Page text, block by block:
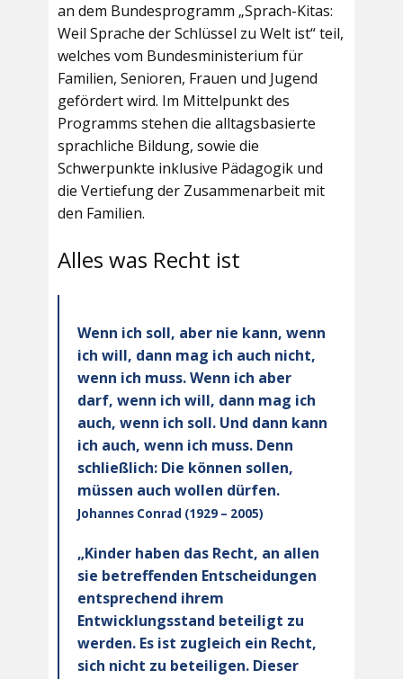
an dem Bundesprogramm „Sprach-Kitas:
Weil Sprache der Schlüssel zu Welt ist“ teil,
welches vom Bundesministerium für
Familien, Senioren, Frauen und Jugend
gefördert wird. Im Mittelpunkt des
Programms stehen die alltagsbasierte
sprachliche Bildung, sowie die
Schwerpunkte inklusive Pädagogik und
die Vertiefung der Zusammenarbeit mit
den Familien.
Alles was Recht ist
Wenn ich soll, aber nie kann, wenn
ich will, dann mag ich auch nicht,
wenn ich muss. Wenn ich aber
darf, wenn ich will, dann mag ich
auch, wenn ich soll. Und dann kann
ich auch, wenn ich muss. Denn
schließlich: Die können sollen,
müssen auch wollen dürfen.
Johannes Conrad (1929 – 2005)
„Kinder haben das Recht, an allen
sie betreffenden Entscheidungen
entsprechend ihrem
Entwicklungsstand beteiligt zu
werden. Es ist zugleich ein Recht,
sich nicht zu beteiligen. Dieser